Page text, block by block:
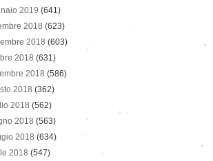
2019 (641)
2018 (623)
2018 (603)
2018 (631)
2018 (586)
2018 (362)
2018 (562)
2018 (563)
2018 (634)
2018 (547)